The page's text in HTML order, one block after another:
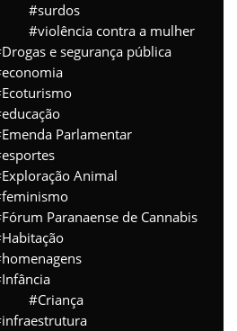
surdos
violência contra a mulher
Drogas e segurança pública
economia
Ecoturismo
educação
Emenda Parlamentar
esportes
Exploração Animal
feminismo
Fórum Paranaense de Cannabis
Habitação
homenagens
Infância
Criança
infraestrutura